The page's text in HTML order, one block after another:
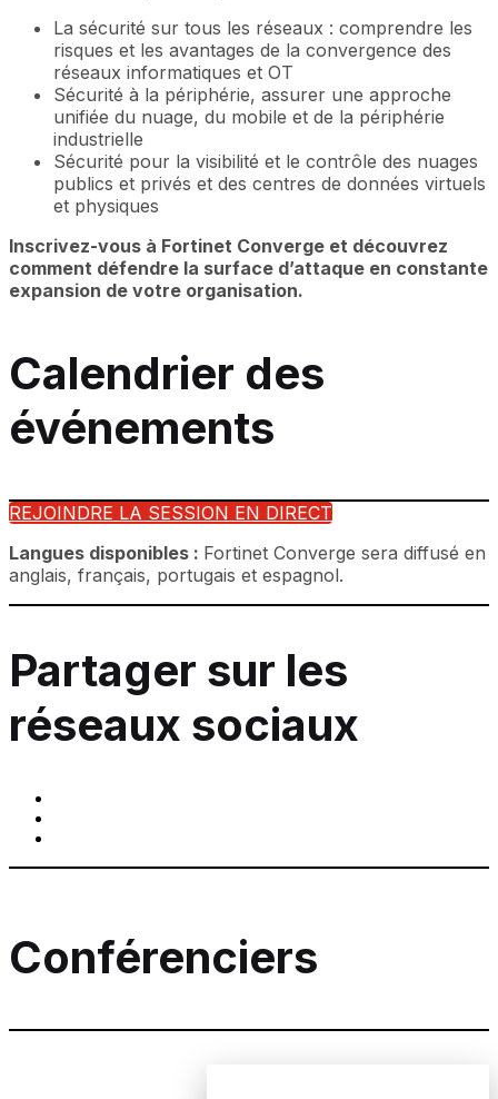
La sécurité sur tous les réseaux : comprendre les
risques et les avantages de la convergence des
réseaux informatiques et OT
Sécurité à la périphérie, assurer une approche
unifiée du nuage, du mobile et de la périphérie
industrielle
Sécurité pour la visibilité et le contrôle des nuages
publics et privés et des centres de données virtuels
et physiques
Inscrivez-vous à Fortinet Converge et découvrez
comment défendre la surface d’attaque en constante
expansion de votre organisation.
Calendrier des
événements
REJOINDRE LA SESSION EN DIRECT
Langues disponibles : Fortinet Converge sera diffusé en
anglais, français, portugais et espagnol.
Partager sur les
réseaux sociaux
Conférenciers